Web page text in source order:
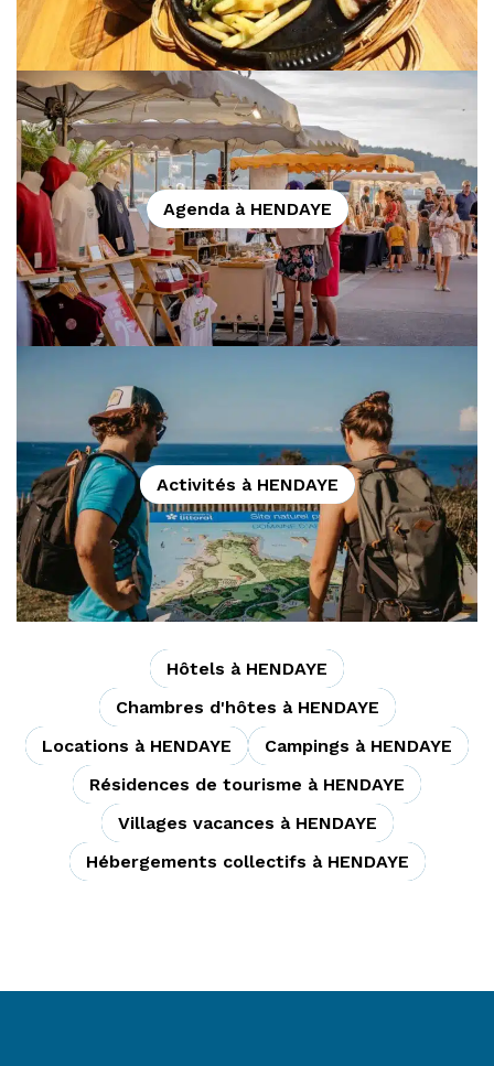
Agenda à HENDAYE
Activités à HENDAYE
Hôtels à HENDAYE
Chambres d'hôtes à HENDAYE
Locations à HENDAYE
Campings à HENDAYE
Résidences de tourisme à HENDAYE
Villages vacances à HENDAYE
Hébergements collectifs à HENDAYE